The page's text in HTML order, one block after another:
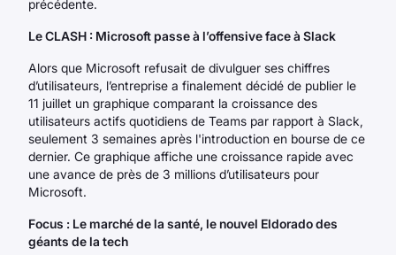
précédente.
Le CLASH : Microsoft passe à l’offensive face à Slack
Alors que Microsoft refusait de divulguer ses chiffres
d’utilisateurs, l’entreprise a finalement décidé de publier le
11 juillet un graphique comparant la croissance des
utilisateurs actifs quotidiens de Teams par rapport à Slack,
seulement 3 semaines après l'introduction en bourse de ce
dernier. Ce graphique affiche une croissance rapide avec
une avance de près de 3 millions d’utilisateurs pour
Microsoft.
Focus : Le marché de la santé, le nouvel Eldorado des
géants de la tech